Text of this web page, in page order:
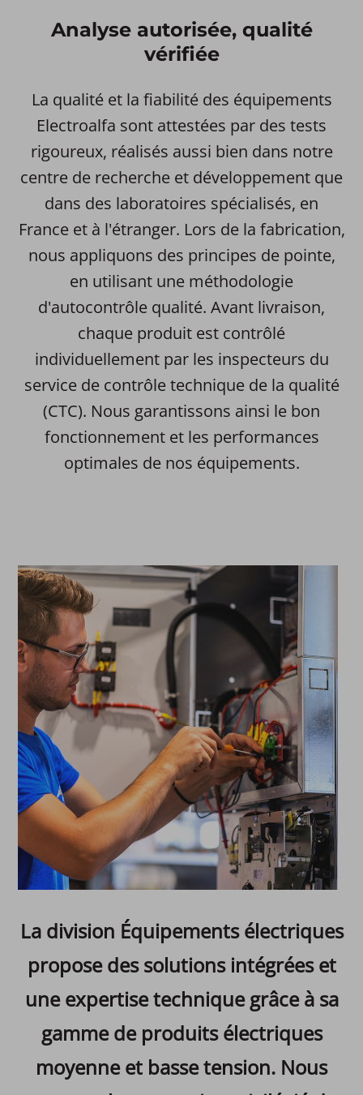
Analyse autorisée, qualité
vérifiée
La qualité et la fiabilité des équipements
Electroalfa sont attestées par des tests
rigoureux, réalisés aussi bien dans notre
centre de recherche et développement que
dans des laboratoires spécialisés, en
France et à l'étranger. Lors de la fabrication,
nous appliquons des principes de pointe,
en utilisant une méthodologie
d'autocontrôle qualité. Avant livraison,
chaque produit est contrôlé
individuellement par les inspecteurs du
service de contrôle technique de la qualité
(CTC). Nous garantissons ainsi le bon
fonctionnement et les performances
optimales de nos équipements.
La division Équipements électriques
propose des solutions intégrées et
une expertise technique grâce à sa
gamme de produits électriques
moyenne et basse tension. Nous